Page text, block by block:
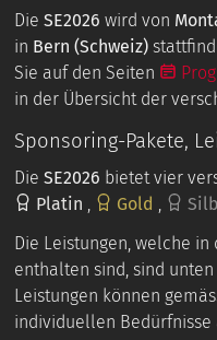
DieSE2026 wird von
in Bern (Schweiz)
Sie auf den Seiten
in der Übersicht der
Sponsoring-Pakete,
DieSE2026 bietet vier
Platin , Gold ,
Die Leistungen, welche
enthalten sind, sind
Leistungen können
individuellen Bedürfnisse